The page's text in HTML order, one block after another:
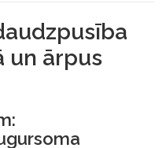
un ārpus